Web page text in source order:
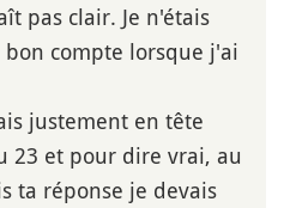
pas clair. Je n'étais
bon compte lorsque j'ai
justement en tête
23 et pour dire vrai, au
ta réponse je devais